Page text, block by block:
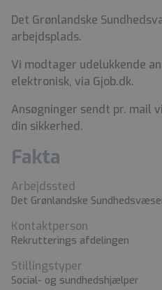
Det Grønlandske
arbejdsplads.
Vi modtager udelukkende
elektronisk, via Gjob.dk.
Ansøgninger sendt pr. mail
din sikkerhed.
Fakta
Arbejdssted
Det Grønlandske
Kontaktperson
Rekrutterings afdelingen
Stillingstyper
Social- og sundhedshjælper